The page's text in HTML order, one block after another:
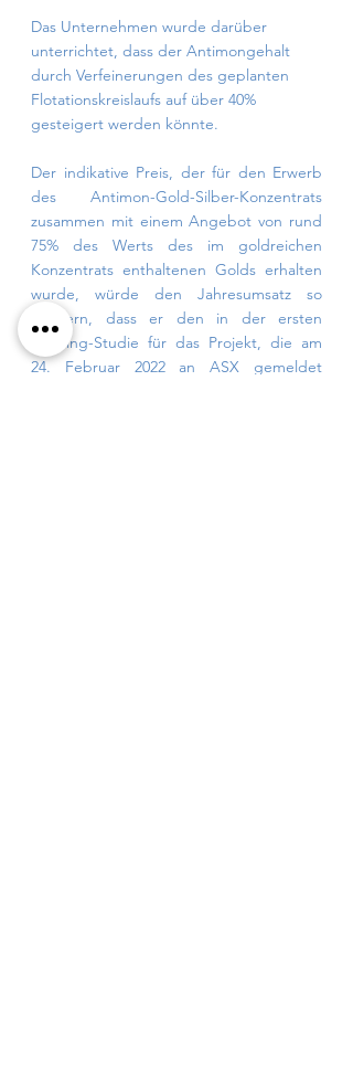
Das Unternehmen wurde darüber
unterrichtet, dass der Antimongehalt
durch Verfeinerungen des geplanten
Flotationskreislaufs auf über 40%
gesteigert werden könnte.
Der indikative Preis, der für den Erwerb
des Antimon-Gold-Silber-Konzentrats
zusammen mit einem Angebot von rund
75% des Werts des im goldreichen
Konzentrats enthaltenen Golds erhalten
wurde, würde den Jahresumsatz so
steigern, dass er den in der ersten
Scoping-Studie für das Projekt, die am
24. Februar 2022 an ASX gemeldet